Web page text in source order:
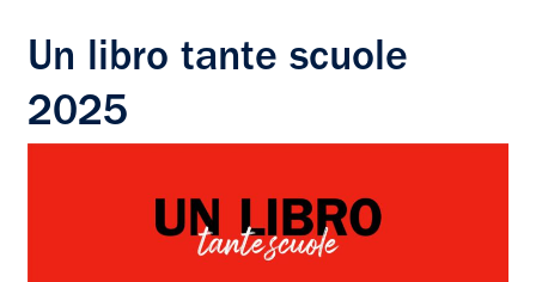
Un libro tante scuole
2025